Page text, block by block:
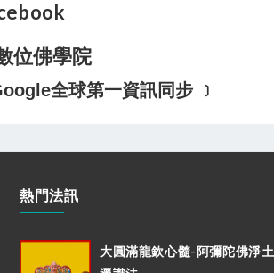
位佛學院
全球第一資訊同步 ﹞
熱門法訊
大圓滿龍欽心髓-阿彌陀佛淨土